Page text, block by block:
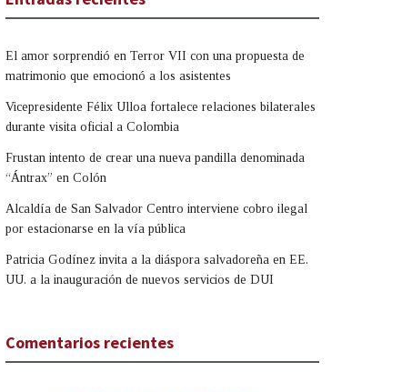
El amor sorprendió en Terror VII con una propuesta de
matrimonio que emocionó a los asistentes
Vicepresidente Félix Ulloa fortalece relaciones bilaterales
durante visita oficial a Colombia
Frustan intento de crear una nueva pandilla denominada
“Ántrax” en Colón
Alcaldía de San Salvador Centro interviene cobro ilegal
por estacionarse en la vía pública
Patricia Godínez invita a la diáspora salvadoreña en EE.
UU. a la inauguración de nuevos servicios de DUI
Comentarios recientes